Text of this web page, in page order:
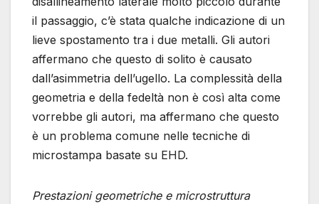
il passaggio, c’è stata qualche indicazione di un
lieve spostamento tra i due metalli. Gli autori
affermano che questo di solito è causato
dall’asimmetria dell’ugello. La complessità della
geometria e della fedeltà non è così alta come
vorrebbe gli autori, ma affermano che questo
è un problema comune nelle tecniche di
microstampa basate su EHD.
Prestazioni geometriche e microstruttura